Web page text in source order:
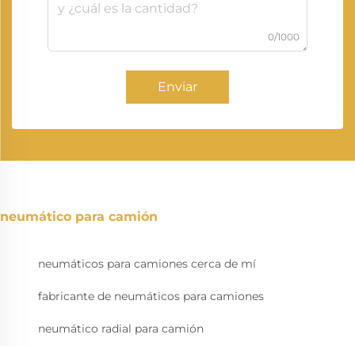
0/1000
Enviar
neumático para camión
neumáticos para camiones cerca de mí
fabricante de neumáticos para camiones
neumático radial para camión